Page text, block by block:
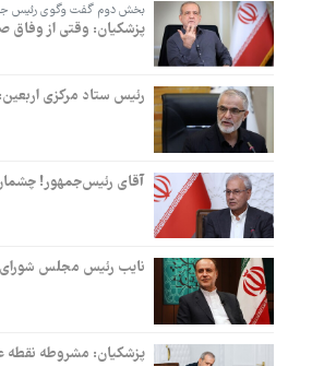
بخش دوم گفت وگوی رئیس
پزشکیان: وقتی از وفاق
رئیس ستاد مرکزی اربعین: اربعین ۱۴۰۵ در بالاترین
آقای رئیس‌جمهور!
نایب رئیس مجلس
پزشکیان: مشروطه نقطه